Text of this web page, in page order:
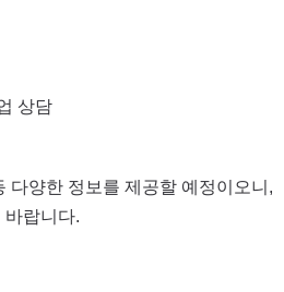
상담
다양한 정보를 제공할 예정이오니,
바랍니다.